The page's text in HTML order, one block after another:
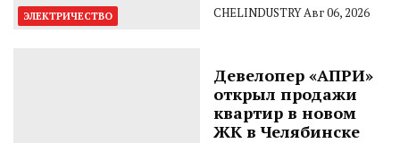
ЭЛЕКТРИЧЕСТВО CHELINDUSTRYАвг 06, 2026
Девелопер «АПРИ»
открыл продажи
квартир в новом
ЖК в Челябинске